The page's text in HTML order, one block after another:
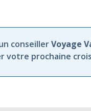
conseillerVoyage
votre prochaine